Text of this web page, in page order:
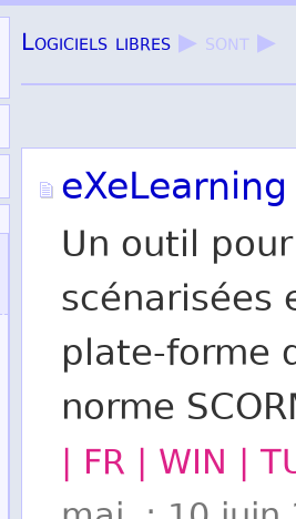
Logiciels libres ▶ sont ▶
eXeLearning
Un outil
scénarisées
plate-forme
norme
| FR | WIN |